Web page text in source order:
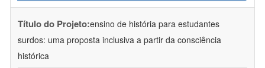
Título do Projeto:ensino de história para estudantes
surdos: uma proposta inclusiva a partir da consciência
histórica